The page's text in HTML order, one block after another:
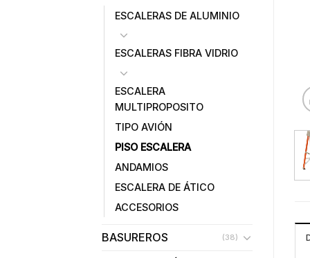
ESCALERAS DE ALUMINIO
ESCALERAS FIBRA VIDRIO
ESCALERA
MULTIPROPOSITO
TIPO AVIÓN
PISO ESCALERA
ANDAMIOS
ESCALERA DE ÁTICO
ACCESORIOS
BASUREROS (38)